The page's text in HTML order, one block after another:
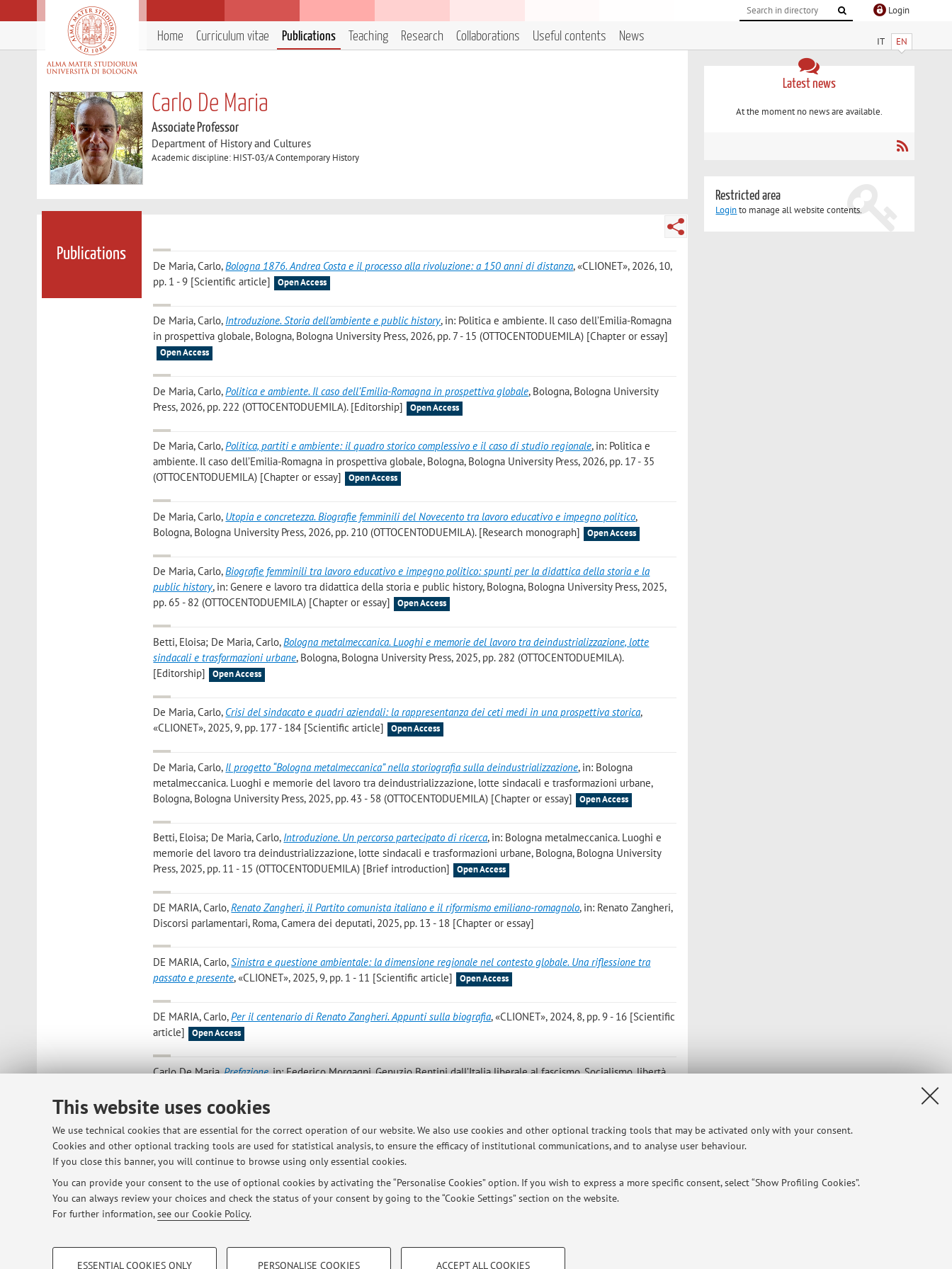
This website uses cookies
We use technical cookies that are essential for the correct operation of our website. We also use cookies and other optional tracking tools that may be activated only with your consent.
Cookies and other optional tracking tools are used for statistical analysis, to ensure the efficacy of institutional communications, and to analyse user behaviour.
If you close this banner, you will continue to browse using only essential cookies.
You can provide your consent to the use of optional cookies by activating the “Personalise Cookies” option. If you wish to express a more specific consent, select “Show Profiling Cookies”.
You can always review your choices and check the status of your consent by going to the “Cookie Settings” section on the website.
For further information,see our Cookie Policy.
PROFILING COOKIES - OPTIONAL TECHNICAL COOKIES - ESSENTIAL
ESSENTIAL COOKIES ONLY PERSONALISE COOKIES ACCEPT ALL COOKIES
Login
IT EN
Home Curriculum vitae Publications Teaching Research Collaborations Useful contents News
Carlo De Maria
Associate Professor
Department of History and Cultures
Academic discipline: HIST-03/A Contemporary History
Publications
De Maria, Carlo,Bologna 1876. Andrea Costa e il processo alla rivoluzione: a 150 anni di distanza, «CLIONET», 2026, 10,
pp. 1 - 9 [Scientific article]
Open Access
De Maria, Carlo, Introduzione. Storia dell’ambiente e public history, in: Politica e ambiente. Il caso dell’Emilia-Romagna
in prospettiva globale, Bologna, Bologna University Press, 2026, pp. 7 - 15 (OTTOCENTODUEMILA) [Chapter or essay]
Open Access
De Maria, Carlo,Politica e ambiente. Il caso dell’Emilia-Romagna in prospettiva globale, Bologna, Bologna University
Press, 2026, pp. 222 (OTTOCENTODUEMILA). [Editorship]
Open Access
De Maria, Carlo,Politica, partiti e ambiente: il quadro storico complessivo e il caso di studio regionale, in: Politica e
ambiente. Il caso dell’Emilia-Romagna in prospettiva globale, Bologna, Bologna University Press, 2026, pp. 17 - 35
(OTTOCENTODUEMILA) [Chapter or essay]
Open Access
De Maria, Carlo, Utopia e concretezza. Biografie femminili del Novecento tra lavoro educativo e impegno politico,
Bologna, Bologna University Press, 2026, pp. 210 (OTTOCENTODUEMILA). [Research monograph]
Open Access
De Maria, Carlo,Biografie femminili tra lavoro educativo e impegno politico: spunti per la didattica della storia e la
public history, in: Genere e lavoro tra didattica della storia e public history, Bologna, Bologna University Press, 2025,
pp. 65 - 82 (OTTOCENTODUEMILA) [Chapter or essay]
Open Access
Betti, Eloisa; De Maria, Carlo,Bologna metalmeccanica. Luoghi e memorie del lavoro tra deindustrializzazione, lotte
sindacali e trasformazioni urbane, Bologna, Bologna University Press, 2025, pp. 282 (OTTOCENTODUEMILA).
[Editorship]
Open Access
De Maria, Carlo, Crisi del sindacato e quadri aziendali: la rappresentanza dei ceti medi in una prospettiva storica,
«CLIONET», 2025, 9, pp. 177 - 184 [Scientific article]
Open Access
De Maria, Carlo, Il progetto “Bologna metalmeccanica” nella storiografia sulla deindustrializzazione, in: Bologna
metalmeccanica. Luoghi e memorie del lavoro tra deindustrializzazione, lotte sindacali e trasformazioni urbane,
Bologna, Bologna University Press, 2025, pp. 43 - 58 (OTTOCENTODUEMILA) [Chapter or essay]
Open Access
Betti, Eloisa; De Maria, Carlo, Introduzione. Un percorso partecipato di ricerca, in: Bologna metalmeccanica. Luoghi e
memorie del lavoro tra deindustrializzazione, lotte sindacali e trasformazioni urbane, Bologna, Bologna University
Press, 2025, pp. 11 - 15 (OTTOCENTODUEMILA) [Brief introduction]
Open Access
DE MARIA, Carlo,Renato Zangheri, il Partito comunista italiano e il riformismo emiliano-romagnolo, in: Renato Zangheri,
Discorsi parlamentari, Roma, Camera dei deputati, 2025, pp. 13 - 18 [Chapter or essay]
DE MARIA, Carlo,Sinistra e questione ambientale: la dimensione regionale nel contesto globale. Una riflessione tra
passato e presente, «CLIONET», 2025, 9, pp. 1 - 11 [Scientific article] Open Access
DE MARIA, Carlo,Per il centenario di Renato Zangheri. Appunti sulla biografia, «CLIONET», 2024, 8, pp. 9 - 16 [Scientific
article]
Open Access
Carlo De Maria,Prefazione, in: Federico Morgagni, Genuzio Bentini dall’Italia liberale al fascismo. Socialismo, libertà
[Preface]
Open Access
Carlo De Maria,A partire da Vinka. Introduzione al Dossier, «CLIONET», 2022, 6, pp. 57 - 60 [Scientific article]
Open Access
1 2 3 4 5
Latest news
At the moment no news are available.
Restricted area
Loginto manage all website contents.